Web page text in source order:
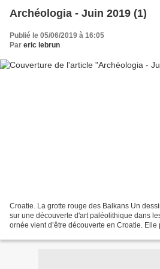
Archéologia - Juin 2019 (1)
Publié le 05/06/2019 à 16:05
Par eric lebrun
Croatie. La grotte rouge des Balkans Un
sur une découverte d'art paléolithique dans
ornée vient d’être découverte en Croatie. Elle